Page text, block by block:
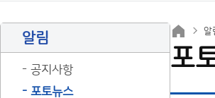
알림
공지사항
포토뉴스
알
포